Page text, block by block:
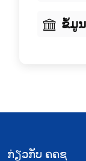
ຂໍ້ມູນ
ກ່ຽວກັບ ຄຄຊ